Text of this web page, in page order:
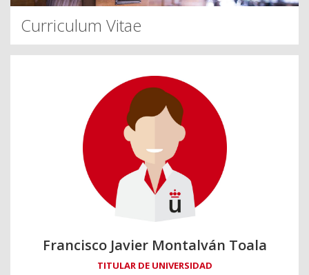
Curriculum Vitae
Francisco Javier Montalván Toala
TITULAR DE UNIVERSIDAD